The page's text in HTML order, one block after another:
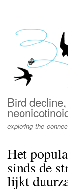
menu
Bird
exploring the
Het
sinds de
lijkt